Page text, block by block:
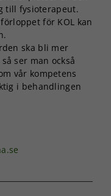
till fysioterapeut.
för KOL kan
ska bli mer
ser man också
vår kompetens
i behandlingen